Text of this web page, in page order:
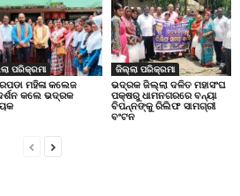
ପରିକ୍ରମା
ମହିଳା କଲେଜ
କଲେ ଭଦ୍ରକ
ଜିଲ୍ଲା ପରିକ୍ରମା
ଭଦ୍ରକ ଜିଲ୍ଲା ଦଳିତ ମହାସଂଘ
ପକ୍ଷରୁ ଧାମନଗରରେ ବନ୍ୟା
ବିପନ୍ନଙ୍କୁ ରିଲିଫ ସାମଗ୍ରୀ
ବଂଟନ